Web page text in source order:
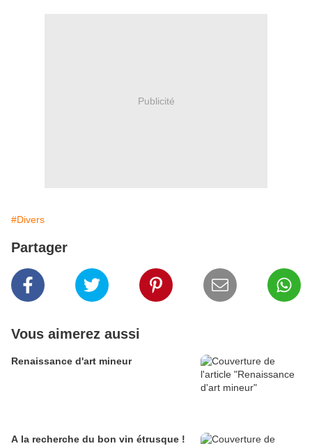
Publicité
#Divers
Partager
Vous aimerez aussi
Renaissance d'art mineur
A la recherche du bon vin étrusque !